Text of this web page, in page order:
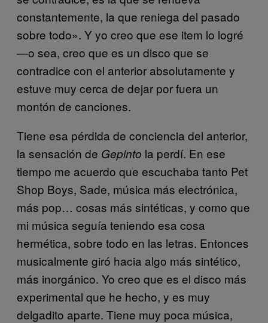
constantemente, la que reniega del pasado
sobre todo». Y yo creo que ese item lo logré
—o sea, creo que es un disco que se
contradice con el anterior absolutamente y
estuve muy cerca de dejar por fuera un
montón de canciones.
Tiene esa pérdida de conciencia del anterior,
la sensación de Gepinto la perdí. En ese
tiempo me acuerdo que escuchaba tanto Pet
Shop Boys, Sade, música más electrónica,
más pop… cosas más sintéticas, y como que
mi música seguía teniendo esa cosa
hermética, sobre todo en las letras. Entonces
musicalmente giró hacia algo más sintético,
más inorgánico. Yo creo que es el disco más
experimental que he hecho, y es muy
delgadito aparte. Tiene muy poca música,